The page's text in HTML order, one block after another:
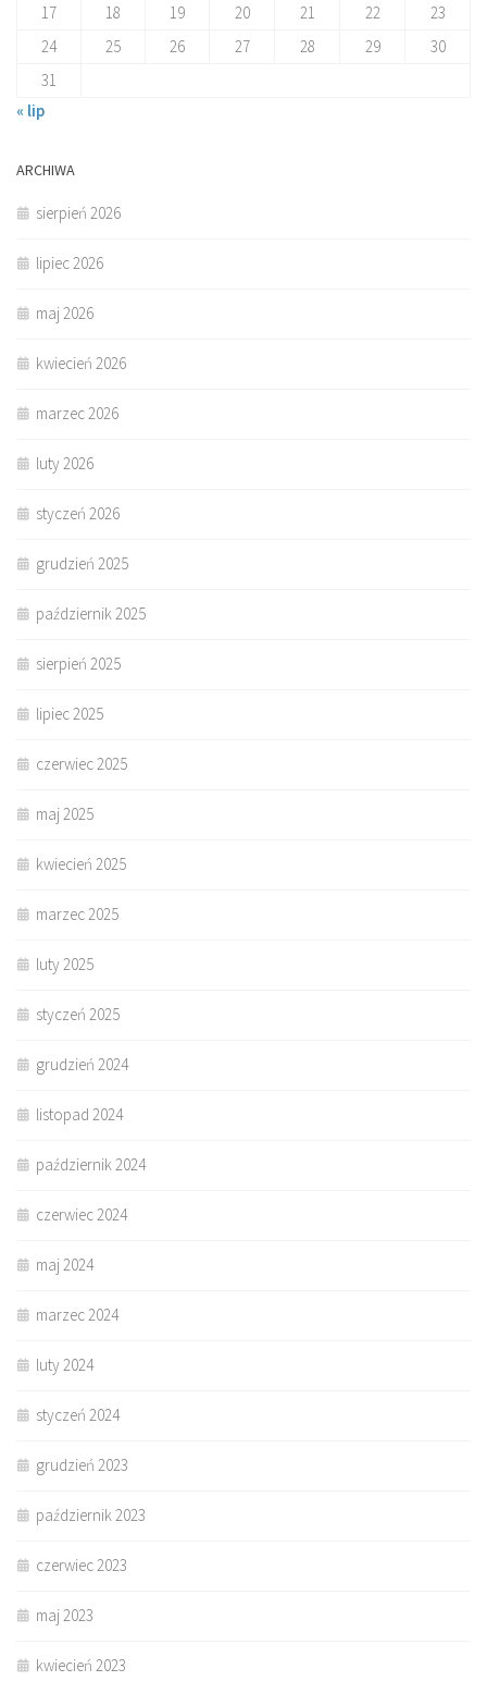
17
18 19 20 21 22
23
24
25 26 27 28 29
30
31
« lip
ARCHIWA
sierpień 2026
lipiec 2026
maj 2026
kwiecień 2026
marzec 2026
luty 2026
styczeń 2026
grudzień 2025
październik 2025
sierpień 2025
lipiec 2025
czerwiec 2025
maj 2025
kwiecień 2025
marzec 2025
luty 2025
styczeń 2025
grudzień 2024
listopad 2024
październik 2024
czerwiec 2024
maj 2024
marzec 2024
luty 2024
styczeń 2024
grudzień 2023
październik 2023
czerwiec 2023
maj 2023
kwiecień 2023